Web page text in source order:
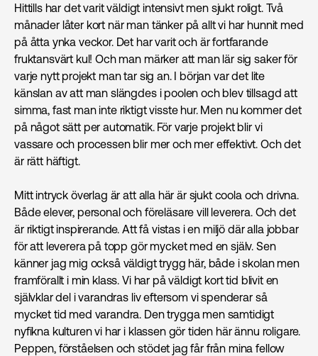
Hittills har det varit väldigt intensivt men sjukt roligt. Två
månader låter kort när man tänker på allt vi har hunnit med
på åtta ynka veckor. Det har varit och är fortfarande
fruktansvärt kul! Och man märker att man lär sig saker för
varje nytt projekt man tar sig an. I början var det lite
känslan av att man slängdes i poolen och blev tillsagd att
simma, fast man inte riktigt visste hur. Men nu kommer det
på något sätt per automatik. För varje projekt blir vi
vassare och processen blir mer och mer effektivt. Och det
är rätt häftigt.
Mitt intryck överlag är att alla här är sjukt coola och drivna.
Både elever, personal och föreläsare vill leverera. Och det
är riktigt inspirerande. Att få vistas i en miljö där alla jobbar
för att leverera på topp gör mycket med en själv. Sen
känner jag mig också väldigt trygg här, både i skolan men
framförallt i min klass. Vi har på väldigt kort tid blivit en
självklar del i varandras liv eftersom vi spenderar så
mycket tid med varandra. Den trygga men samtidigt
nyfikna kulturen vi har i klassen gör tiden här ännu roligare.
Peppen, förståelsen och stödet jag får från mina fellow